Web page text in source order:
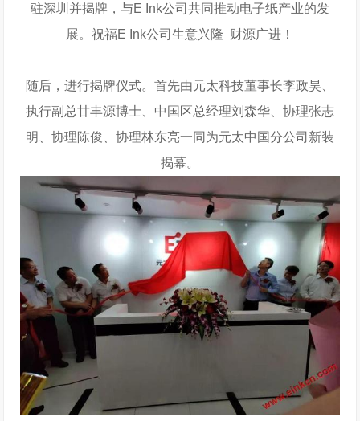
驻深圳并揭牌，与E Ink公司共同推动电子纸产业的发
展。祝福E Ink公司生意兴隆 财源广进！
随后，进行揭牌仪式。首先由元太科技董事长李政昊、
执行副总甘丰源博士、中国区总经理刘森华、协理张志
明、协理陈俊、协理林东亮一同为元太中国分公司新装
揭幕。